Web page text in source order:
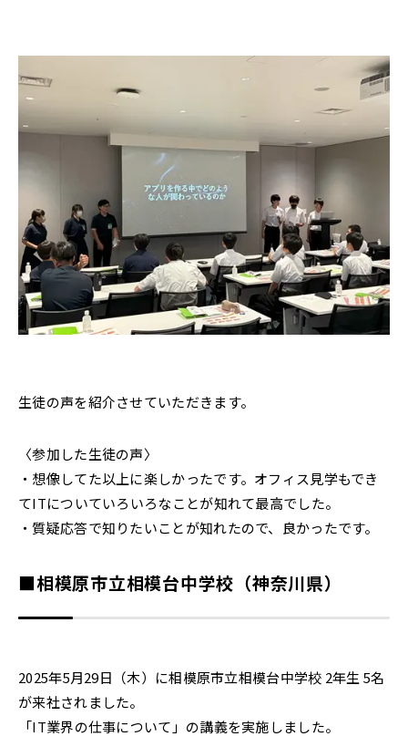
生徒の声を紹介させていただきます。
〈参加した生徒の声〉
・想像してた以上に楽しかったです。オフィス見学もでき
てITについていろいろなことが知れて最高でした。
・質疑応答で知りたいことが知れたので、良かったです。
■相模原市立相模台中学校（神奈川県）
2025年5月29日（木）に相模原市立相模台中学校 2年生 5名
が来社されました。
「IT業界の仕事について」の講義を実施しました。